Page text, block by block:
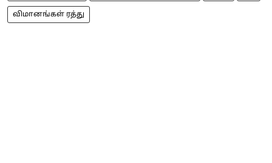
விமானங்கள் ரத்து